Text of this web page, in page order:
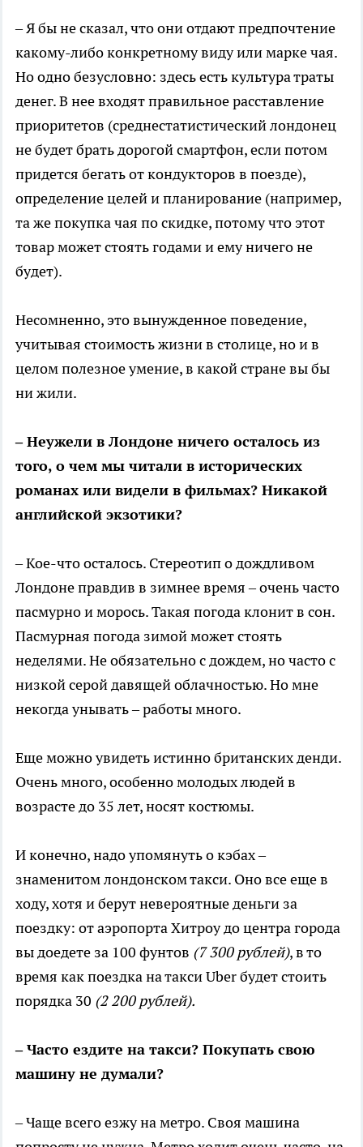
– Я бы не сказал, что они отдают предпочтение
какому-либо конкретному виду или марке чая.
Но одно безусловно: здесь есть культура траты
денег. В нее входят правильное расставление
приоритетов (среднестатистический лондонец
не будет брать дорогой смартфон, если потом
придется бегать от кондукторов в поезде),
определение целей и планирование (например,
та же покупка чая по скидке, потому что этот
товар может стоять годами и ему ничего не
будет).
Несомненно, это вынужденное поведение,
учитывая стоимость жизни в столице, но и в
целом полезное умение, в какой стране вы бы
ни жили.
– Неужели в Лондоне ничего осталось из
того, о чем мы читали в исторических
романах или видели в фильмах? Никакой
английской экзотики?
– Кое-что осталось. Стереотип о дождливом
Лондоне правдив в зимнее время – очень часто
пасмурно и морось. Такая погода клонит в сон.
Пасмурная погода зимой может стоять
неделями. Не обязательно с дождем, но часто с
низкой серой давящей облачностью. Но мне
некогда унывать – работы много.
Еще можно увидеть истинно британских денди.
Очень много, особенно молодых людей в
возрасте до 35 лет, носят костюмы.
И конечно, надо упомянуть о кэбах –
знаменитом лондонском такси. Оно все еще в
ходу, хотя и берут невероятные деньги за
поездку: от аэропорта Хитроу до центра города
вы доедете за 100 фунтов (7 300 рублей), в то
время как поездка на такси Uber будет стоить
порядка 30 (2 200 рублей).
– Часто ездите на такси? Покупать свою
машину не думали?
– Чаще всего езжу на метро. Своя машина